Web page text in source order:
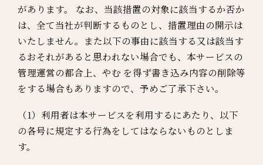
があります。 なお、当該措置の対象に該当するか否か
は、全て当社が判断するものとし、措置理由の開示は
いたしません。また以下の事由に該当する又は該当す
るおそれがあると思われない場合でも、本サービスの
管理運営の都合上、やむ を得ず書き込み内容の削除等
をする場合もありますので、予めご了承下さい。
（1）利用者は本サービスを利用するにあたり、以下
の各号に規定する行為をしてはならないものとしま
す。